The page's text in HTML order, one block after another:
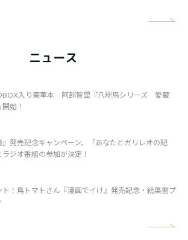
ニュース
BOX入り豪華本 阿部智里『八咫烏シリーズ 愛蔵
始！
発売記念キャンペーン、「あなたとガリレオの記
ジオ番組の参加が決定！
！鳥トマトさん『漫画でイけ』発売記念・絵葉書プ